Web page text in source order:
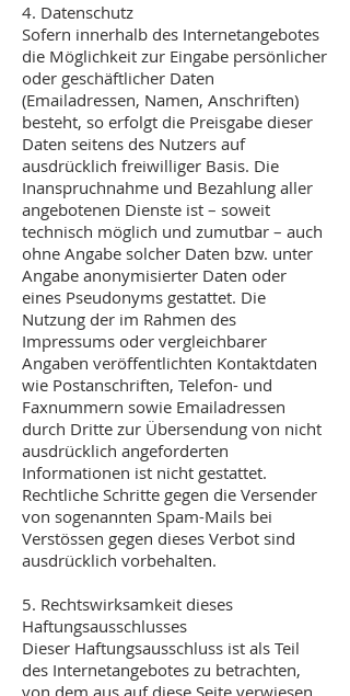
4. Datenschutz
Sofern innerhalb des Internetangebotes
die Möglichkeit zur Eingabe persönlicher
oder geschäftlicher Daten
(Emailadressen, Namen, Anschriften)
besteht, so erfolgt die Preisgabe dieser
Daten seitens des Nutzers auf
ausdrücklich freiwilliger Basis. Die
Inanspruchnahme und Bezahlung aller
angebotenen Dienste ist – soweit
technisch möglich und zumutbar – auch
ohne Angabe solcher Daten bzw. unter
Angabe anonymisierter Daten oder
eines Pseudonyms gestattet. Die
Nutzung der im Rahmen des
Impressums oder vergleichbarer
Angaben veröffentlichten Kontaktdaten
wie Postanschriften, Telefon- und
Faxnummern sowie Emailadressen
durch Dritte zur Übersendung von nicht
ausdrücklich angeforderten
Informationen ist nicht gestattet.
Rechtliche Schritte gegen die Versender
von sogenannten Spam-Mails bei
Verstössen gegen dieses Verbot sind
ausdrücklich vorbehalten.
5. Rechtswirksamkeit dieses
Haftungsausschlusses
Dieser Haftungsausschluss ist als Teil
des Internetangebotes zu betrachten,
von dem aus auf diese Seite verwiesen